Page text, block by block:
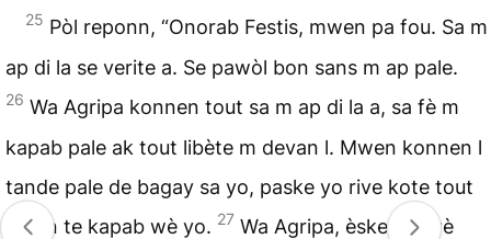
25 Pòl reponn, “Onorab Festis, mwen pa fou. Sa m
ap di la se verite a. Se pawòl bon sans m ap pale.
26 Wa Agripa konnen tout sa m ap di la a, sa fè m
kapab pale ak tout libète m devan l. Mwen konnen l
tande pale de bagay sa yo, paske yo rive kote tout
moun te kapab wè yo. 27 Wa Agripa, èske w kwè